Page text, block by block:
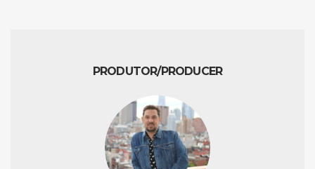
PRODUTOR/PRODUCER